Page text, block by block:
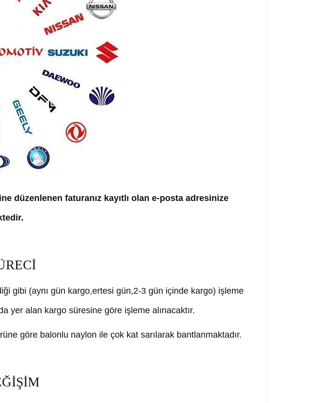
düzenlenen faturanız kayıtlı olan e-posta adresinize
gibi (aynı gün kargo,ertesi gün,2-3 gün içinde kargo) işleme
yer alan kargo süresine göre işleme alınacaktır.
göre balonlu naylon ile çok kat sarılarak bantlanmaktadır.